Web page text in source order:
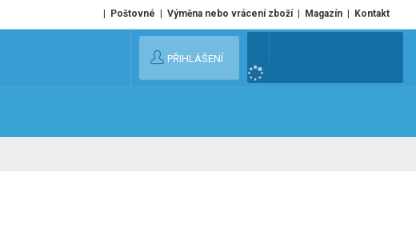
Poštovné Výměna nebo vrácení zboží Magazín Kontakt
e
PŘIHLÁŠENÍ